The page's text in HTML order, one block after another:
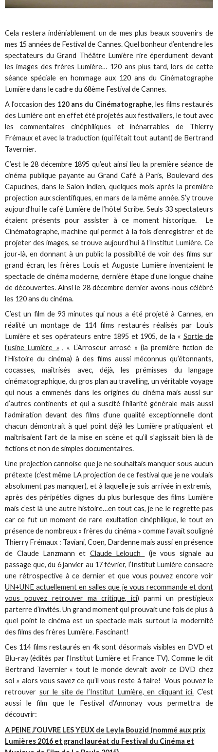
Cela restera indéniablement un de mes plus beaux souvenirs de
mes 15 années de Festival de Cannes. Quel bonheur d’entendre les
spectateurs du Grand Théâtre Lumière rire éperdument devant
les images des frères Lumière… 120 ans plus tard, lors de cette
séance spéciale en hommage aux 120 ans du Cinématographe
Lumière dans le cadre du 68ème Festival de Cannes.
A l’occasion des 120 ans du Cinématographe, les films restaurés
des Lumière ont en effet été projetés aux festivaliers, le tout avec
les commentaires cinéphiliques et inénarrables de Thierry
Frémaux et avec la traduction (qui l’était tout autant) de Bertrand
Tavernier.
C’est le 28 décembre 1895 qu’eut ainsi lieu la première séance de
cinéma publique payante au Grand Café à Paris, Boulevard des
Capucines, dans le Salon indien, quelques mois après la première
projection aux scientifiques, en mars de la même année. S’y trouve
aujourd’hui le café Lumière de l’hôtel Scribe. Seuls 33 spectateurs
étaient présents pour assister à ce moment historique. Le
Cinématographe, machine qui permet à la fois d’enregistrer et de
projeter des images, se trouve aujourd’hui à l’Institut Lumière. Ce
jour-là, en donnant à un public la possibilité de voir des films sur
grand écran, les frères Louis et Auguste Lumière inventaient le
spectacle de cinéma moderne, dernière étape d’une longue chaîne
de découvertes. Ainsi le 28 décembre dernier avons-nous célébré
les 120 ans du cinéma.
C’est un film de 93 minutes qui nous a été projeté à Cannes, en
réalité un montage de 114 films restaurés réalisés par Louis
Lumière et ses opérateurs entre 1895 et 1905, de la « Sortie de
l’usine Lumière » , « L’Arroseur arrosé » (la première fiction de
l’Histoire du cinéma) à des films aussi méconnus qu’étonnants,
cocasses, maîtrisés avec, déjà, les prémisses du langage
cinématographique, du gros plan au travelling, un véritable voyage
qui nous a emmenés dans les origines du cinéma mais aussi sur
d’autres continents et qui a suscité l’hilarité générale mais aussi
l’admiration devant des films d’une qualité exceptionnelle dont
chacun démontrait à quel point déjà les Lumière pratiquaient et
maîtrisaient l’art de la mise en scène et qu’il s’agissait bien là de
fictions et non de simples documentaires.
Une projection cannoise que je ne souhaitais manquer sous aucun
prétexte (c’est même LA projection de ce festival que je ne voulais
absolument pas manquer), et à laquelle je suis arrivée in extremis,
après des péripéties dignes du plus burlesque des films Lumière
mais c’est là une autre histoire…en tout cas, je ne le regrette pas
car ce fut un moment de rare exultation cinéphilique, le tout en
présence de nombreux « frères du cinéma » comme l’avait souligné
Thierry Frémaux : Taviani, Coen, Dardenne mais aussi en présence
de Claude Lanzmann et Claude Lelouch
(je vous signale au
passage que, du 6 janvier au 17 février, l’Institut Lumière consacre
une rétrospective à ce dernier et que vous pouvez encore voir
UN+UNE actuellement en salles que je vous recommande et dont
vous pouvez retrouver ma critique, ici) parmi un prestigieux
parterre d’invités. Un grand moment qui prouvait une fois de plus à
quel point le cinéma est un spectacle mais surtout la modernité
des films des frères Lumière. Fascinant!
Ces 114 films restaurés en 4k sont désormais visibles en DVD et
Blu-ray (édités par l’Institut Lumière et France TV). Comme le dit
Bertrand Tavernier « tout le monde devrait avoir ce DVD chez
soi » alors vous savez ce qu’il vous reste à faire! Vous pouvez le
retrouver sur le site de l’Institut Lumière, en cliquant ici. C’est
aussi le film que le Festival d’Annonay vous permettra de
découvrir:
A PEINE J’OUVRE LES YEUX de Leyla Bouzid (nommé aux prix
Lumières 2016 et grand lauréat du Festival du Cinéma et